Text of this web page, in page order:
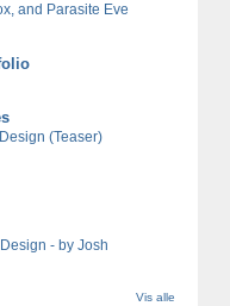
and Parasite Eve
(Teaser)
- by Josh
Vis alle